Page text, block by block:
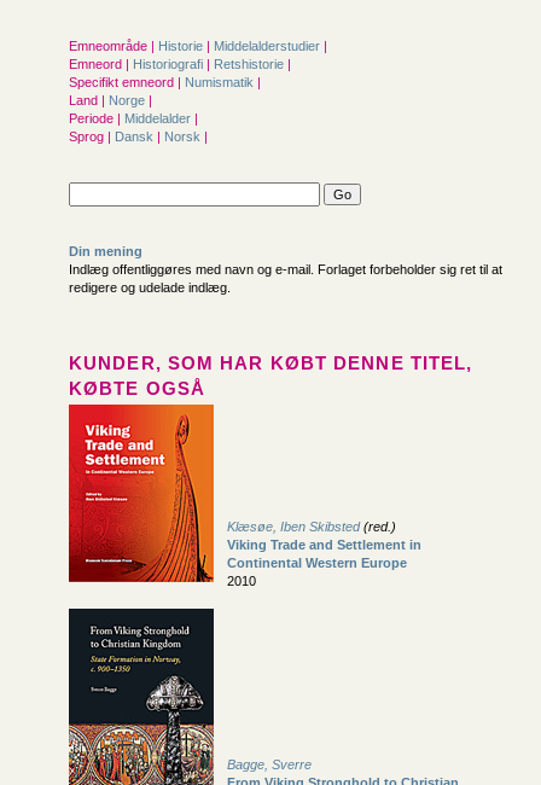
Emneområde | Historie | Middelalderstudier |
Emneord | Historiografi | Retshistorie |
Specifikt emneord | Numismatik |
Land | Norge |
Periode | Middelalder |
Sprog | Dansk | Norsk |
Din mening
Indlæg offentliggøres med navn og e-mail. Forlaget forbeholder sig ret til at
redigere og udelade indlæg.
KUNDER, SOM HAR KØBT DENNE TITEL,
KØBTE OGSÅ
Klæsøe, Iben Skibsted(red.)
Viking Trade and Settlement in
Continental Western Europe
2010
Bagge, Sverre